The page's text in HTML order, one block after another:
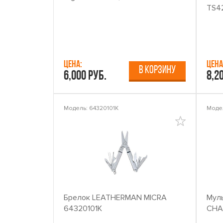
Цена:
6,000 руб. В КОРЗИНУ
Модель: 64320101K
Брелок LEATHERMAN MICRA
64320101K